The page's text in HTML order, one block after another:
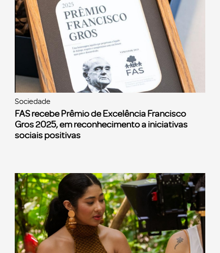
Sociedade
FAS recebe Prêmio de Excelência Francisco
Gros 2025, em reconhecimento a iniciativas
sociais positivas